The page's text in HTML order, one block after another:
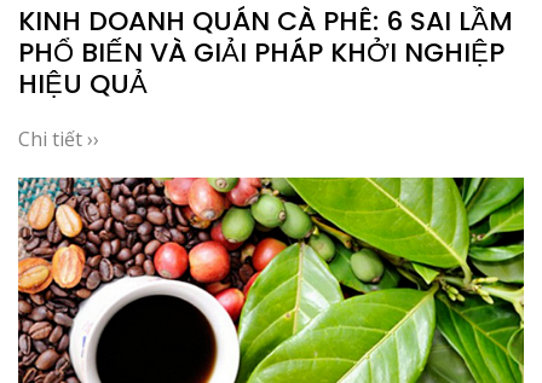
KINH DOANH QUÁN CÀ PHÊ: 6 SAI LẦM
PHỔ BIẾN VÀ GIẢI PHÁP KHỞI NGHIỆP
HIỆU QUẢ
Chi tiết ››